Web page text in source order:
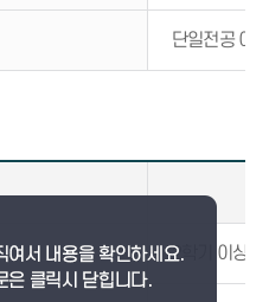
단일전공 이
2학기 이상